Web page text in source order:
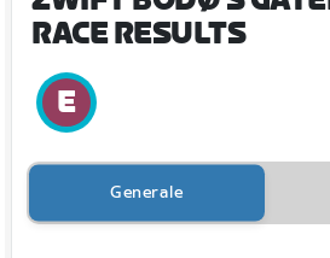
RACE RESULTS
Generale